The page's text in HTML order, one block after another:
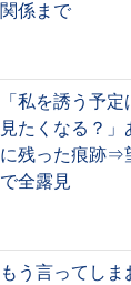
関係まで
「私を誘う予
見たくなる？
に残った痕跡⇒
で全露見
もう言ってしま